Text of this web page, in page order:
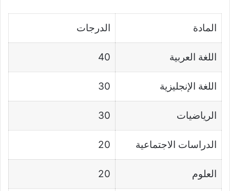
المادة الدرجات
اللغة العربية 40
اللغة الإنجليزية 30
الرياضيات 30
الدراسات الاجتماعية 20
العلوم 20